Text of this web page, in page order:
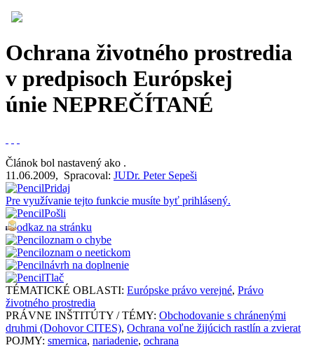
Ochrana životného prostredia
v predpisoch Európskej
únie NEPREČÍTANÉ
Článok bol nastavený ako .
11.06.2009, Spracoval: JUDr. Peter Sepeši
Pridaj
Pre využívanie tejto funkcie musíte byť prihlásený.
Pošli
odkaz na stránku
oznam o chybe
oznam o neetickom
návrh na doplnenie
Tlač
TÉMATICKÉ OBLASTI: Európske právo verejné, Právo
životného prostredia
PRÁVNE INŠTITÚTY / TÉMY: Obchodovanie s chránenými
druhmi (Dohovor CITES), Ochrana voľne žijúcich rastlín a zvierat
POJMY: smernica, nariadenie, ochrana